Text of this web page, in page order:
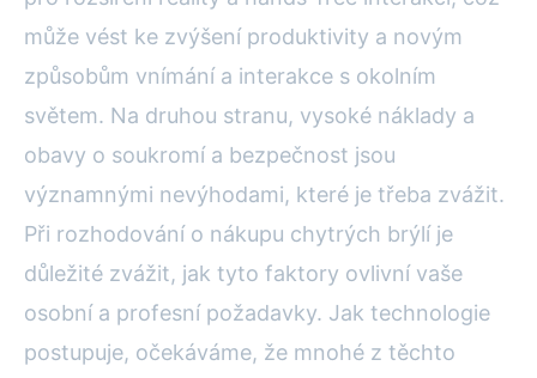
může vést ke zvýšení produktivity a novým
způsobům vnímání a interakce s okolním
světem. Na druhou stranu, vysoké náklady a
obavy o soukromí a bezpečnost jsou
významnými nevýhodami, které je třeba zvážit.
Při rozhodování o nákupu chytrých brýlí je
důležité zvážit, jak tyto faktory ovlivní vaše
osobní a profesní požadavky. Jak technologie
postupuje, očekáváme, že mnohé z těchto